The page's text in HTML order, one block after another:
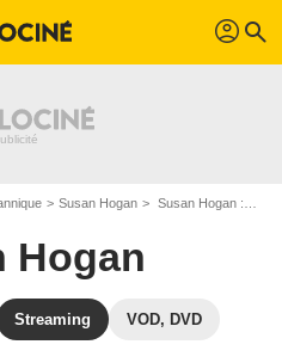
profil search
Susan Hogan Susan Hogan : Films et séries online
Hogan
Streaming VOD, DVD